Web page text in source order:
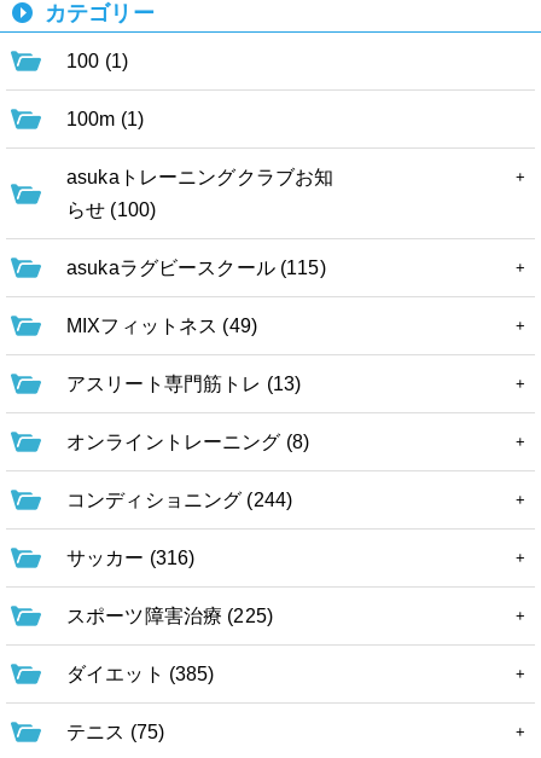
カテゴリー
100 (1)
100m (1)
asukaトレーニングクラブお知
らせ (100)
asukaラグビースクール (115)
MIXフィットネス (49)
アスリート専門筋トレ (13)
オンライントレーニング (8)
コンディショニング (244)
サッカー (316)
スポーツ障害治療 (225)
ダイエット (385)
テニス (75)